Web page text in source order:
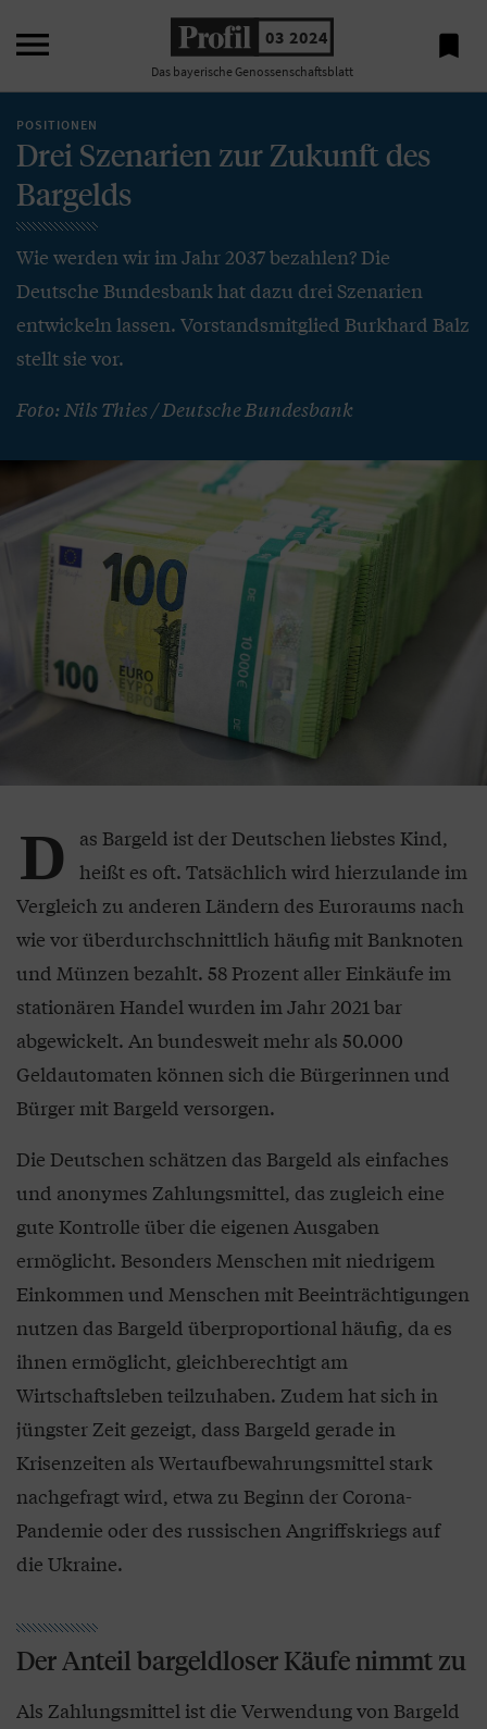
 03 2024
Das bayerische Genossenschaftsblatt

POSITIONEN
Drei Szenarien zur Zukunft des
Bargelds
Wie werden wir im Jahr 2037 bezahlen? Die
Deutsche Bundesbank hat dazu drei Szenarien
entwickeln lassen. Vorstandsmitglied Burkhard Balz
stellt sie vor.
Foto: Nils Thies / Deutsche Bundesbank
D as Bargeld ist der Deutschen liebstes Kind,
heißt es oft. Tatsächlich wird hierzulande im
Vergleich zu anderen Ländern des Euroraums nach
wie vor überdurchschnittlich häufig mit Banknoten
und Münzen bezahlt. 58 Prozent aller Einkäufe im
stationären Handel wurden im Jahr 2021 bar
abgewickelt. An bundesweit mehr als 50.000
Geldautomaten können sich die Bürgerinnen und
Bürger mit Bargeld versorgen.
Die Deutschen schätzen das Bargeld als einfaches
und anonymes Zahlungsmittel, das zugleich eine
gute Kontrolle über die eigenen Ausgaben
ermöglicht. Besonders Menschen mit niedrigem
Einkommen und Menschen mit Beeinträchtigungen
nutzen das Bargeld überproportional häufig, da es
ihnen ermöglicht, gleichberechtigt am
Wirtschaftsleben teilzuhaben. Zudem hat sich in
jüngster Zeit gezeigt, dass Bargeld gerade in
Krisenzeiten als Wertaufbewahrungsmittel stark
nachgefragt wird, etwa zu Beginn der Corona-
Pandemie oder des russischen Angriffskriegs auf
die Ukraine.
Der Anteil bargeldloser Käufe nimmt zu
Als Zahlungsmittel ist die Verwendung von Bargeld